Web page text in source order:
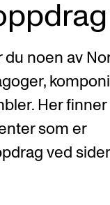
du noen av
Her finner
som er
ved